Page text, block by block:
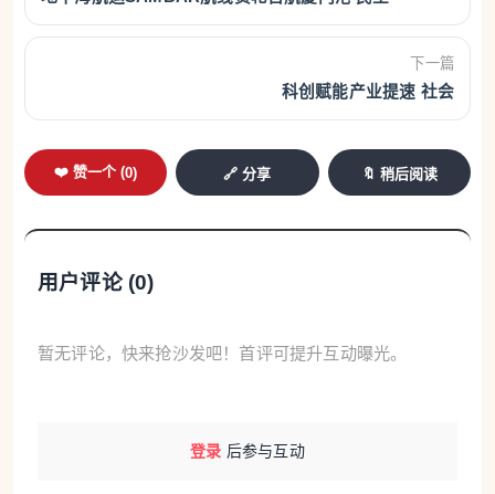
拍摄，生怕漏掉那个拐了几个弯的拖腔。“唱腔偏江西
弋阳方言，学起来不易，得录下来回家慢慢复盘。”她
所谓“小嗓”，即假声唱法。因多用小嗓行腔，又
掺着沙县方言土音，当地人便把这门戏叫作“小腔
近年来，这缕乡音从深山古村一路唱到了城区课
化遗产代表性项目名录。
盖竹村藏在沙县区富口镇的群山褶皱中，2019年
下一篇
科创赋能产业提速 社会
❤️ 赞一个 (0) 🔗 分享 🔖 稍后阅读
用户评论 (0)
暂无评论，快来抢沙发吧！首评可提升互动曝光。
登录 后参与互动